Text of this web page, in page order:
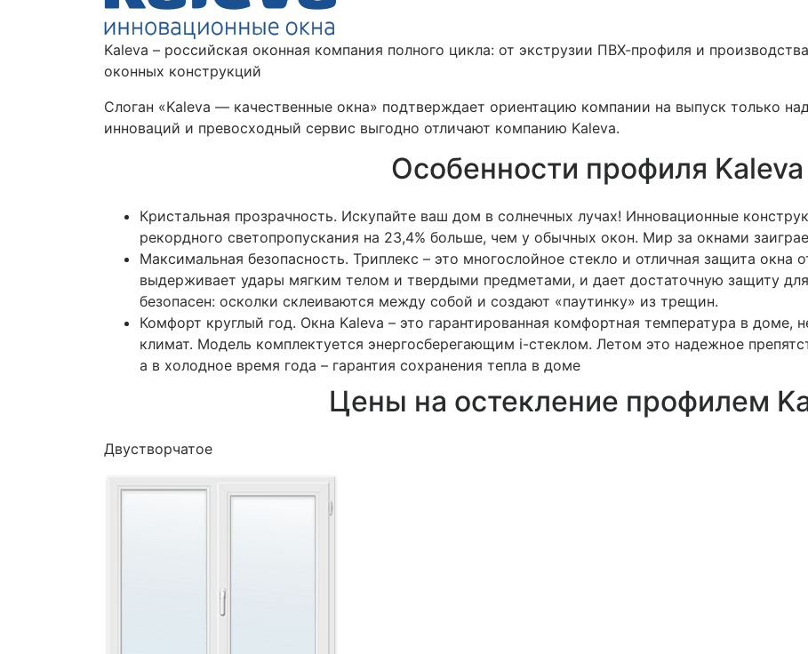
Kaleva – российская оконная компания полного цикла: от экструзии ПВХ-профиля и
оконных конструкций
Слоган «Kaleva — качественные окна» подтверждает ориентацию компании на выпуск только
инноваций и превосходный сервис выгодно отличают компанию Kaleva.
Особенности профиля Kaleva
Кристальная прозрачность. Искупайте ваш дом в солнечных лучах! Инновационные
рекордного светопропускания на 23,4% больше, чем у обычных окон. Мир за окнами
Максимальная безопасность. Триплекс – это многослойное стекло и отличная защита окна
выдерживает удары мягким телом и твердыми предметами, и дает достаточную защиту
безопасен: осколки склеиваются между собой и создают «паутинку» из трещин.
Комфорт круглый год. Окна Kaleva – это гарантированная комфортная температура в доме,
климат. Модель комплектуется энергосберегающим i-стеклом. Летом это надежное
а в холодное время года – гарантия сохранения тепла в доме
Цены на остекление профилем
Двустворчатое